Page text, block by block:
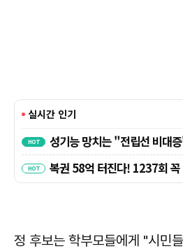
정 후보는 학부모들에게 "시민